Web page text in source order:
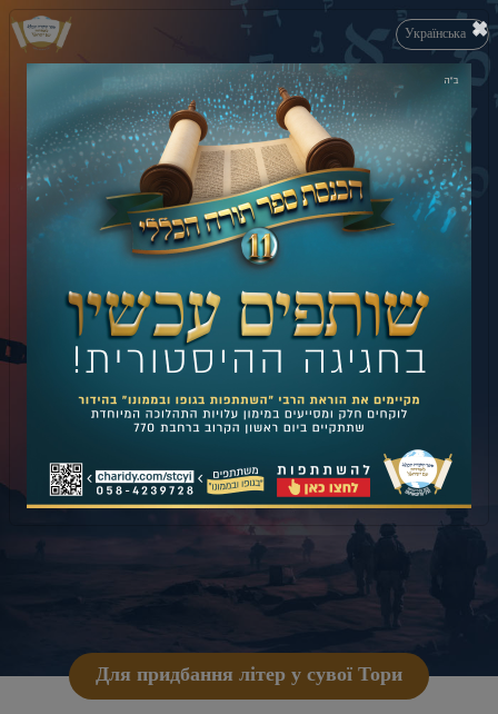
Українська
Для придбання літер у сувої Тори
×